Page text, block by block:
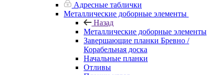
Адресные таблички
Металлические доборные элементы
Назад
Металлические доборные элементы
Завершающие планки Бревно /
Корабельная доска
Начальные планки
Отливы